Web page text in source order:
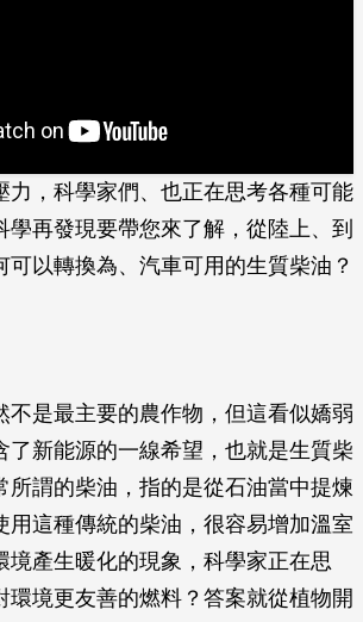
力，科學家們、也正在思考各種可能
學再發現要帶您來了解，從陸上、到
可以轉換為、汽車可用的生質柴油？
不是最主要的農作物，但這看似嬌弱
了新能源的一線希望，也就是生質柴
所謂的柴油，指的是從石油當中提煉
用這種傳統的柴油，很容易增加溫室
境產生暖化的現象，科學家正在思
環境更友善的燃料？答案就從植物開